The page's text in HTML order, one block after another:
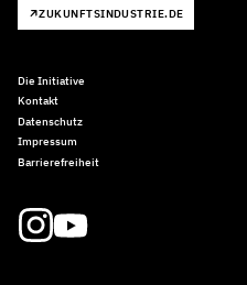
ZUKUNFTSINDUSTRIE.DE
Die Initiative
Kontakt
Datenschutz
Impressum
Barrierefreiheit